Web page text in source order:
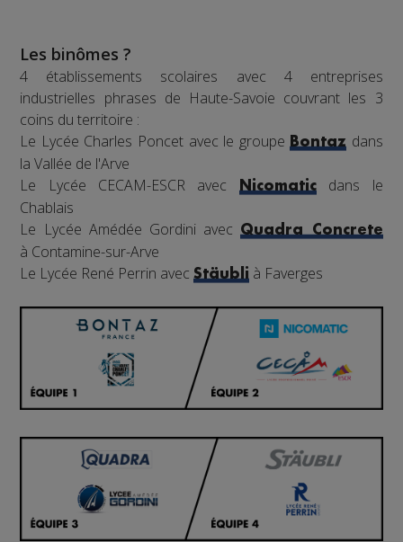
Les binômes ?
4 établissements scolaires avec 4 entreprises
industrielles phrases de Haute-Savoie couvrant les 3
coins du territoire :
Le Lycée Charles Poncet avec le groupe Bontaz dans
la Vallée de l'Arve
Le Lycée CECAM-ESCR avec
Nicomaticdans le
Chablais
Le Lycée Amédée Gordini avecQuadra Concrete
à Contamine-sur-Arve
Le Lycée René Perrin avecStäubli à Faverges